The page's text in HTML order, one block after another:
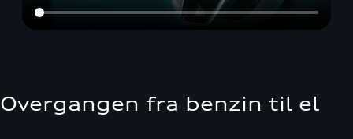
Overgangen fra benzin til el